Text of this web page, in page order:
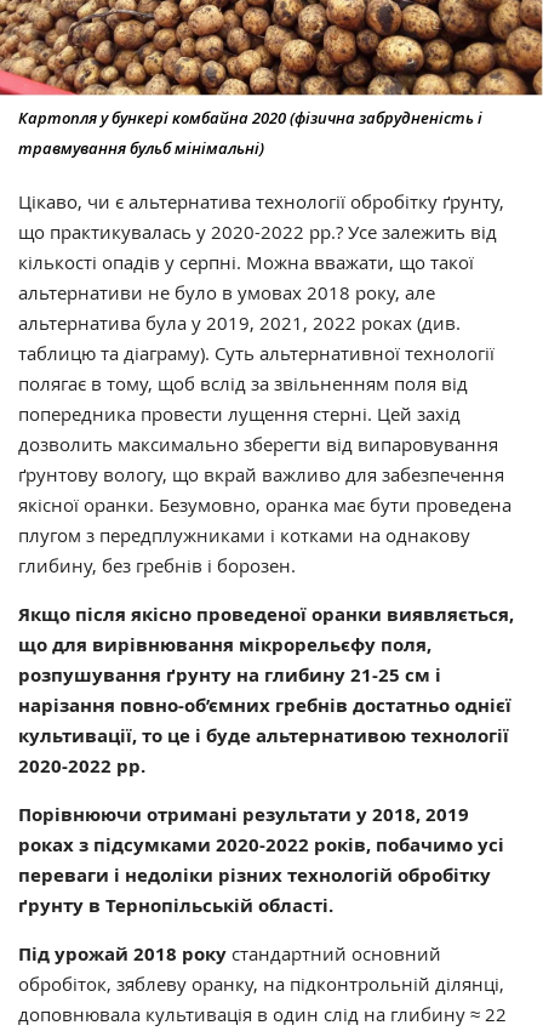
Картопля у бункері комбайна 2020 (фізична забрудненість і
травмування бульб мінімальні)
Цікаво, чи є альтернатива технології обробітку ґрунту,
що практикувалась у 2020-2022 рр.? Усе залежить від
кількості опадів у серпні. Можна вважати, що такої
альтернативи не було в умовах 2018 року, але
альтернатива була у 2019, 2021, 2022 роках (див.
таблицю та діаграму). Суть альтернативної технології
полягає в тому, щоб вслід за звільненням поля від
попередника провести лущення стерні. Цей захід
дозволить максимально зберегти від випаровування
ґрунтову вологу, що вкрай важливо для забезпечення
якісної оранки. Безумовно, оранка має бути проведена
плугом з передплужниками і котками на однакову
глибину, без гребнів і борозен.
Якщо після якісно проведеної оранки виявляється,
що для вирівнювання мікрорельєфу поля,
розпушування ґрунту на глибину 21-25 см і
нарізання повно-об’ємних гребнів достатньо однієї
культивації, то це і буде альтернативою технології
2020-2022 рр.
Порівнюючи отримані результати у 2018, 2019
роках з підсумками 2020-2022 років, побачимо усі
переваги і недоліки різних технологій обробітку
ґрунту в Тернопільській області.
Під урожай 2018 року стандартний основний
обробіток, зяблеву оранку, на підконтрольній ділянці,
доповнювала культивація в один слід на глибину ≈ 22